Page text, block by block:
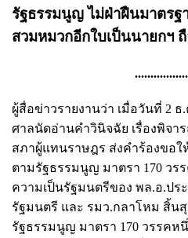
รัฐธรรมนูญ ไม่ฝ่าฝืนมาตรฐ
สวมหมวกอีกใบเป็นนายกฯ
ผู้สื่อข่าวรายงานว่า เมื่อวันที่ 2
ศาลนัดอ่านคำวินิจฉัย เรื่องพิจา
สภาผู้แทนราษฎร ส่งคำร้องขอ
ตามรัฐธรรมนูญ มาตรา 170 วร
ความเป็นรัฐมนตรีของ พล.อ.ปร
รัฐมนตรี และ รมว.กลาโหม สิ้น
รัฐธรรมนูญ มาตรา 170 วรรคห